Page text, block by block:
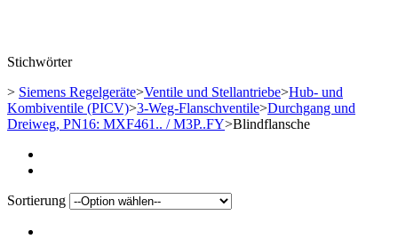
Stichwörter
> Siemens Regelgeräte>Ventile und Stellantriebe>Hub- und
Kombiventile (PICV)>3-Weg-Flanschventile>Durchgang und
Dreiweg, PN16: MXF461.. / M3P..FY>Blindflansche
Sortierung